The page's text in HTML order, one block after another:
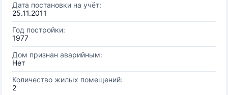
Дата постановки на учёт:
25.11.2011
Год постройки:
1977
Дом признан аварийным:
Нет
Количество жилых помещений:
2